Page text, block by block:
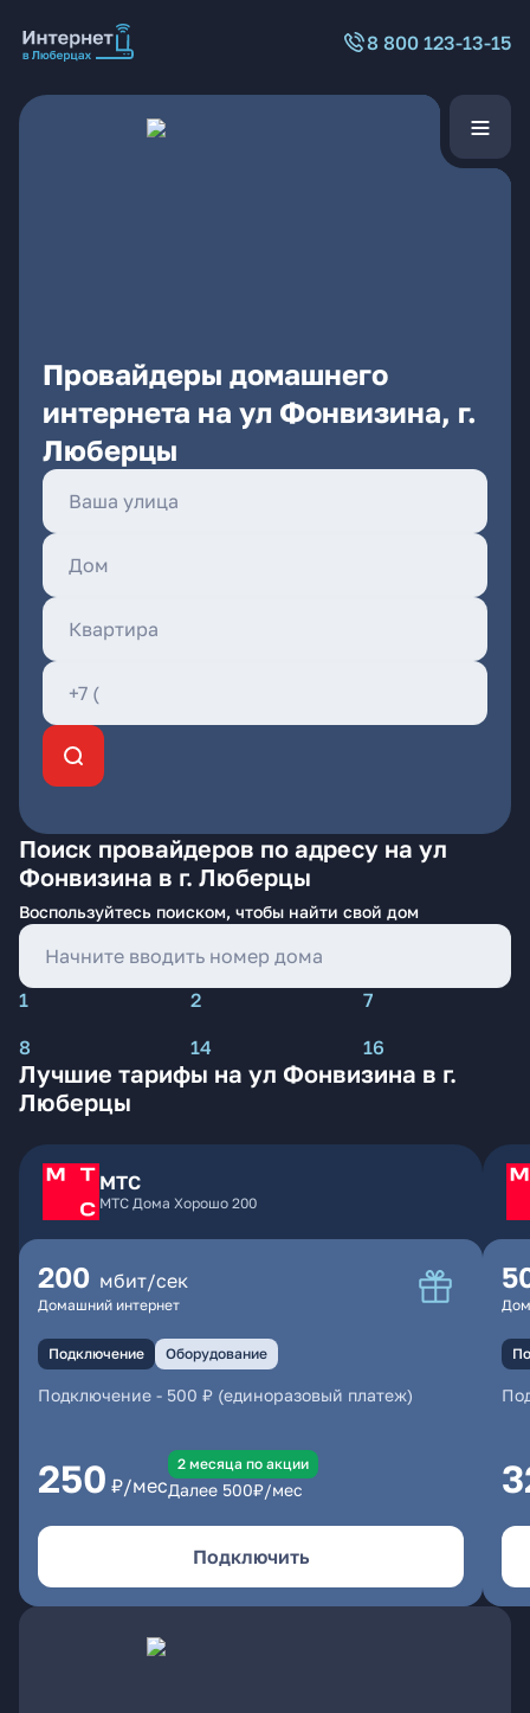
8 800 123-13-15
Провайдеры домашнего
интернета на ул Фонвизина, г.
Люберцы
Поиск провайдеров по адресу на ул
Фонвизина в г. Люберцы
Воспользуйтесь поиском, чтобы найти свой дом
1 2
7
8
14 16
Лучшие тарифы на ул Фонвизина в г.
Люберцы
МТС
МТС Дома Хорошо 200
200 мбит/сек
Домашний интернет
Подключение Оборудование
Подключение - 500 ₽ (единоразовый платеж)
250 ₽/мес
2 месяцa по акции
Далее 500₽/мес
Подключить